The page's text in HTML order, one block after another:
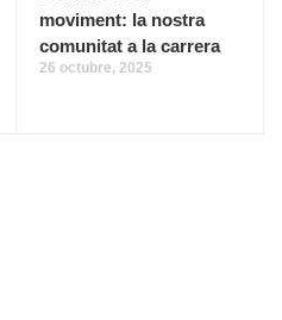
moviment: la nostra
comunitat a la carrera
26 octubre, 2025